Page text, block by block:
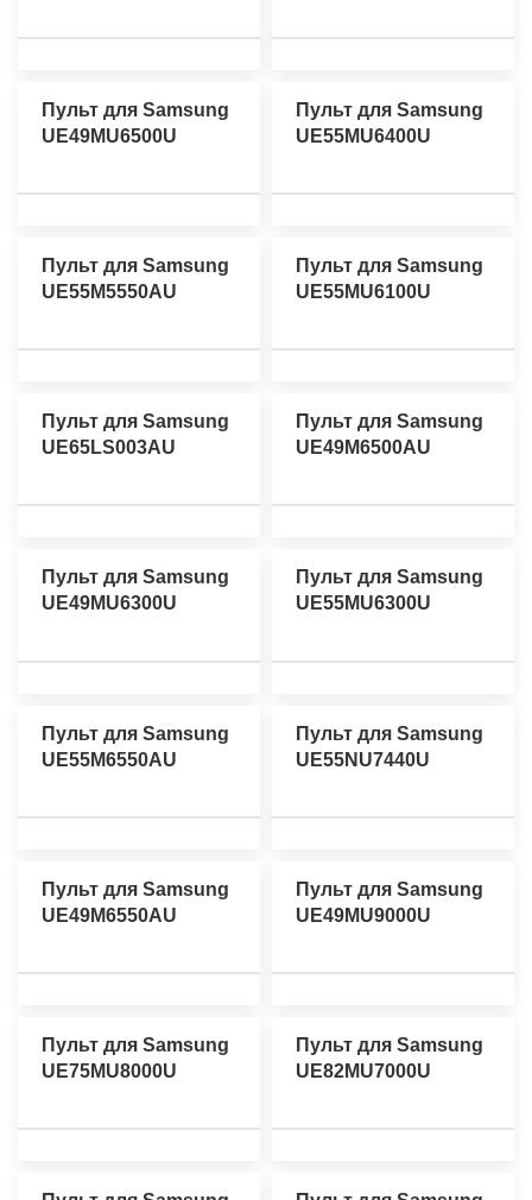
Пульт для Samsung
UE49MU6500U
Пульт для Samsung
UE55MU6400U
Пульт для Samsung
UE55M5550AU
Пульт для Samsung
UE55MU6100U
Пульт для Samsung
UE65LS003AU
Пульт для Samsung
UE49M6500AU
Пульт для Samsung
UE49MU6300U
Пульт для Samsung
UE55MU6300U
Пульт для Samsung
UE55M6550AU
Пульт для Samsung
UE55NU7440U
Пульт для Samsung
UE49M6550AU
Пульт для Samsung
UE49MU9000U
Пульт для Samsung
UE75MU8000U
Пульт для Samsung
UE82MU7000U